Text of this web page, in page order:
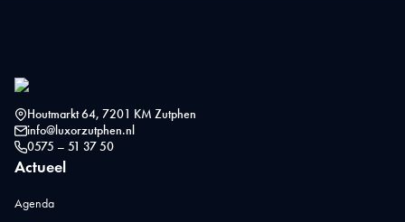
Houtmarkt 64, 7201 KM Zutphen
info@luxorzutphen.nl
0575 – 51 37 50
Actueel
Agenda